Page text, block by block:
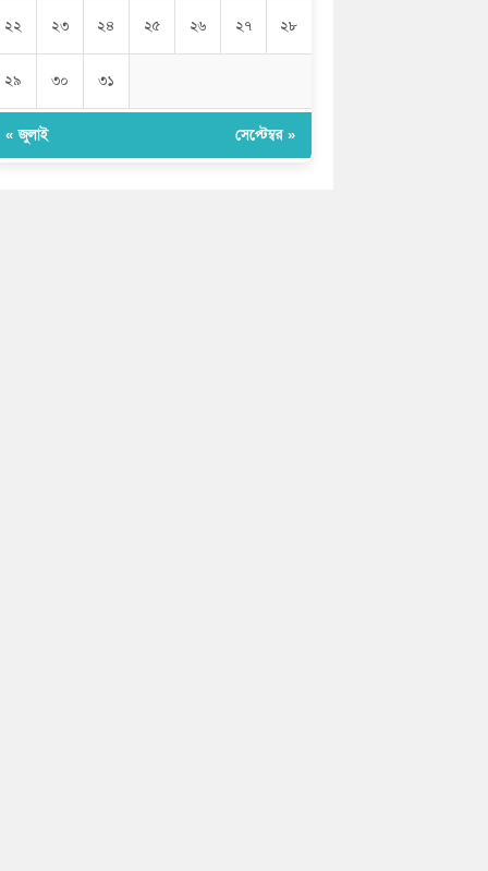
২২ ২৩ ২৪ ২৫ ২৬ ২৭ ২৮
২৯ ৩০ ৩১
« জুলাই সেপ্টেম্বর »